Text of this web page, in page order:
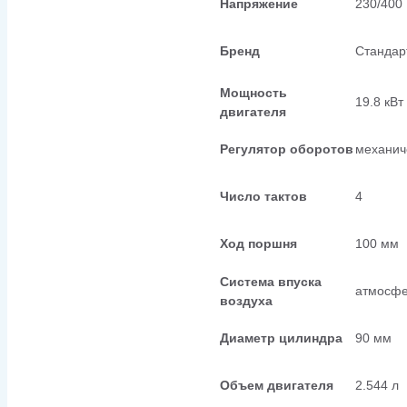
Напряжение 230/400
Бренд
Мощность
двигателя
19.8 кВт
Регулятор оборотов
Число тактов 4
Ход поршня 100 мм
Система впуска
воздуха
Диаметр цилиндра 90 мм
Объем двигателя 2.544 л